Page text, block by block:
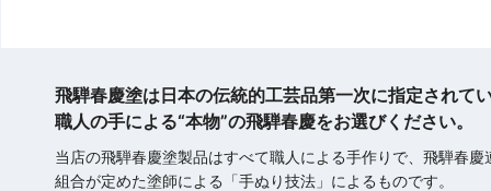
飛騨春慶塗は日本の伝統的工芸品第一次に指定されて
職人の手による“本物”の飛騨春慶をお選びください。
当店の飛騨春慶塗製品はすべて職人による手作りで、飛騨春慶
組合が定めた塗師による「手ぬり技法」によるものです。